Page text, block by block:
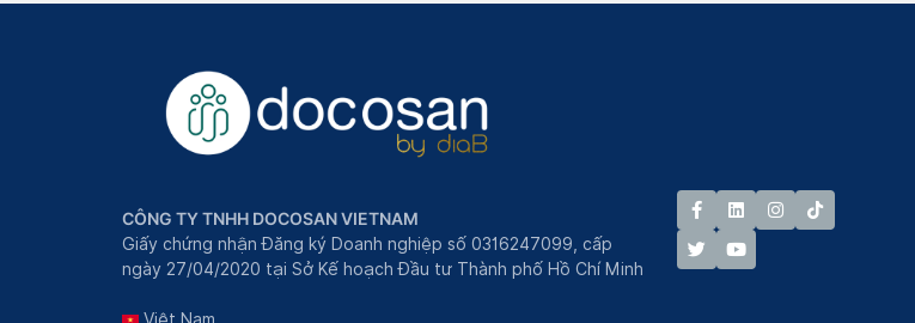
CÔNG TY TNHH DOCOSAN VIETNAM
Giấy chứng nhận Đăng ký Doanh nghiệp số 0316247099, cấp
ngày 27/04/2020 tại Sở Kế hoạch Đầu tư Thành phố Hồ Chí Minh